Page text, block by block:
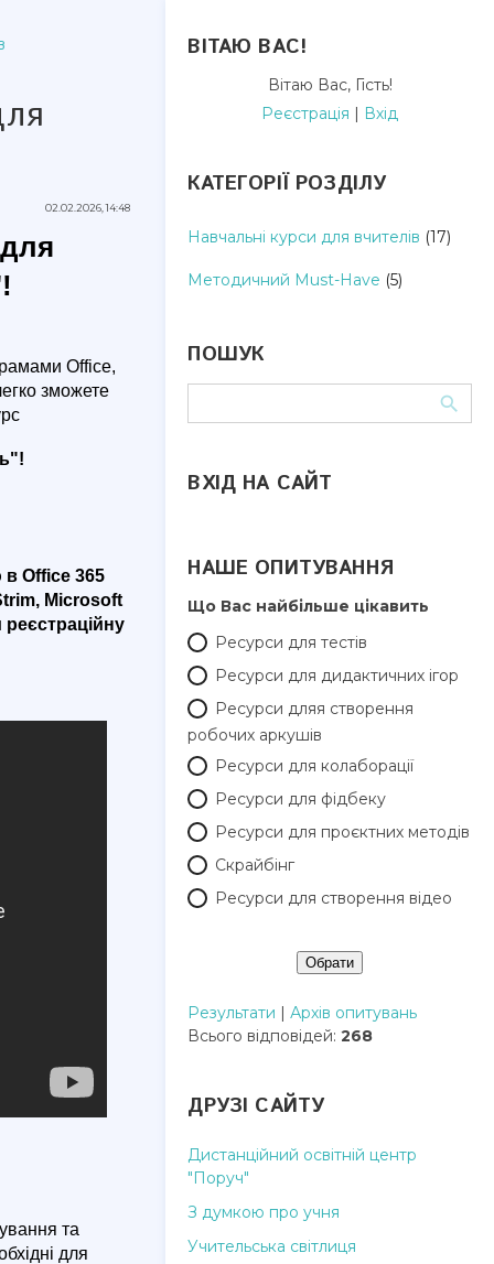
02.02.2026, 14:48
Office,
зможете
в Office 365
Microsoft
та
для
ВІТАЮ ВАС!
Вітаю Вас, Гість!
Реєстрація | Вхід
КАТЕГОРІЇ РОЗДІЛУ
Навчальні курси для вчителів (17)
Методичний Must-Have (5)
ПОШУК
ВХІД НА САЙТ
НАШЕ ОПИТУВАННЯ
Що Вас найбільше цікавить
Ресурси для тестів
Ресурси для дидактичних ігор
Ресурси дляя створення
робочих аркушів
Ресурси для колаборації
Ресурси для фідбеку
Ресурси для проєктних методів
Скрайбінг
Ресурси для створення відео
Результати |Архів опитувань
Всього відповідей:268
ДРУЗІ САЙТУ
Дистанційний освітній центр
"Поруч"
З думкою про учня
Учительська світлиця